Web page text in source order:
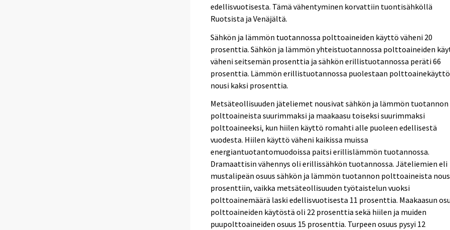
edellisvuotisesta. Tämä vähentyminen korvattiin tuontisähköllä
Ruotsista ja Venäjältä.
Sähkön ja lämmön tuotannossa polttoaineiden käyttö väheni 20
prosenttia. Sähkön ja lämmön yhteistuotannossa polttoaineiden
väheni seitsemän prosenttia ja sähkön erillistuotannossa peräti 66
prosenttia. Lämmön erillistuotannossa puolestaan polttoainekäyttö
nousi kaksi prosenttia.
Metsäteollisuuden jäteliemet nousivat sähkön ja lämmön tuotannon
polttoaineista suurimmaksi ja maakaasu toiseksi suurimmaksi
polttoaineeksi, kun hiilen käyttö romahti alle puoleen edellisestä
vuodesta. Hiilen käyttö väheni kaikissa muissa
energiantuotantomuodoissa paitsi erillislämmön tuotannossa.
Dramaattisin vähennys oli erillissähkön tuotannossa. Jäteliemien eli
mustalipeän osuus sähkön ja lämmön tuotannon polttoaineista
prosenttiin, vaikka metsäteollisuuden työtaistelun vuoksi
polttoainemäärä laski edellisvuotisesta 11 prosenttia. Maakaasun
polttoaineiden käytöstä oli 22 prosenttia sekä hiilen ja muiden
puupolttoaineiden osuus 15 prosenttia. Turpeen osuus pysyi 12